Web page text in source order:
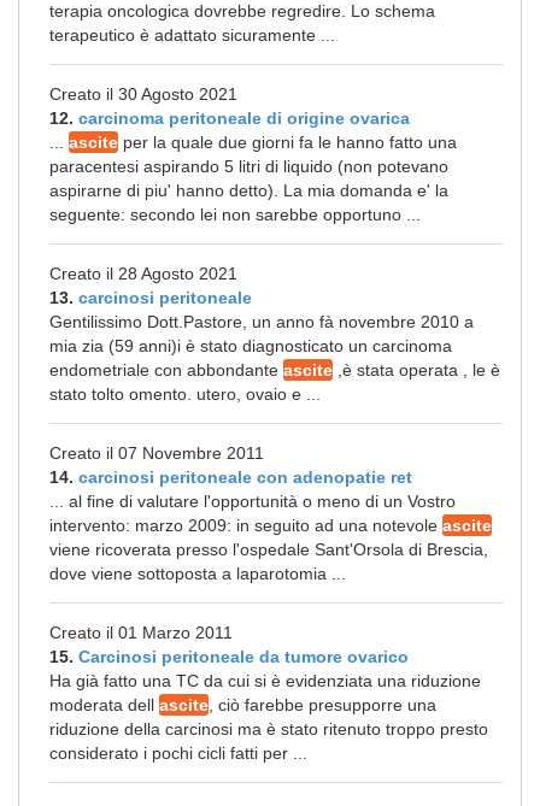
terapia oncologica dovrebbe regredire. Lo schema
terapeutico è adattato sicuramente ...
Creato il 30 Agosto 2021
12. carcinoma peritoneale di origine ovarica
ascite per la quale due giorni fa le hanno fatto una
paracentesi aspirando 5 litri di liquido (non potevano
aspirarne di piu' hanno detto). La mia domanda e' la
seguente: secondo lei non sarebbe opportuno ...
Creato il 28 Agosto 2021
13. carcinosi peritoneale
Gentilissimo Dott.Pastore, un anno fà novembre 2010 a
mia zia (59 anni)i è stato diagnosticato un carcinoma
endometriale con abbondante ascite ,è stata operata , le è
stato tolto omento. utero, ovaio e ...
Creato il 07 Novembre 2011
14. carcinosi peritoneale con adenopatie ret
... al fine di valutare l'opportunità o meno di un Vostro
intervento: marzo 2009: in seguito ad una notevole ascite
viene ricoverata presso l'ospedale Sant'Orsola di Brescia,
dove viene sottoposta a laparotomia ...
Creato il 01 Marzo 2011
15. Carcinosi peritoneale da tumore ovarico
Ha già fatto una TC da cui si è evidenziata una riduzione
moderata dell ascite , ciò farebbe presupporre una
riduzione della carcinosi ma è stato ritenuto troppo presto
considerato i pochi cicli fatti per ...